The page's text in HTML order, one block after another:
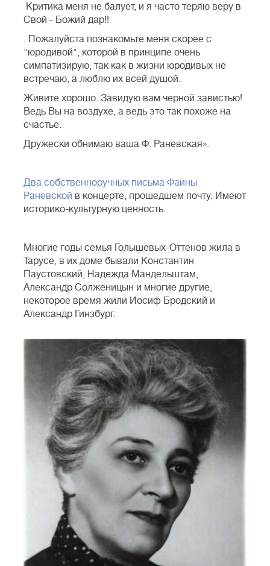
Критика меня не балует, и я часто теряю веру в
Свой - Божий дар!!
. Пожалуйста познакомьте меня скорее с
"юродивой", которой в принципе очень
симпатизирую, так как в жизни юродивых не
встречаю, а люблю их всей душой.
Живите хорошо. Завидую вам черной завистью!
Ведь Вы на воздухе, а ведь это так похоже на
счастье.
Дружески обнимаю ваша Ф. Раневская».
Два собственноручных письма Фаины
Раневской в концерте, прошедшем почту. Имеют
историко-культурную ценность.
Многие годы семья Голышевых-Оттенов жила в
Тарусе, в их доме бывали Константин
Паустовский, Надежда Мандельштам,
Александр Солженицын и многие другие,
некоторое время жили Иосиф Бродский и
Александр Гинзбург.